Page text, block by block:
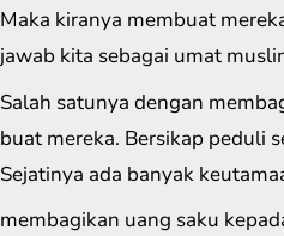
Maka kiranya membuat
jawab kita sebagai umat
Salah satunya dengan
buat mereka. Bersikap peduli
Sejatinya ada banyak
membagikan uang saku